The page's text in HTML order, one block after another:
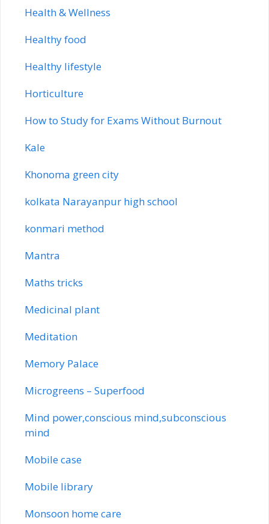
Health & Wellness
Healthy food
Healthy lifestyle
Horticulture
How to Study for Exams Without Burnout
Kale
Khonoma green city
kolkata Narayanpur high school
konmari method
Mantra
Maths tricks
Medicinal plant
Meditation
Memory Palace
Microgreens – Superfood
Mind power,conscious mind,subconscious
mind
Mobile case
Mobile library
Monsoon home care